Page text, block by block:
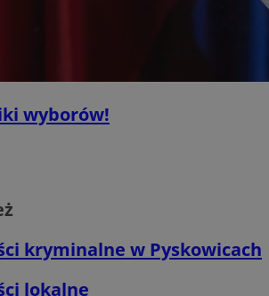
wyborów!
kryminalne w Pyskowicach
lokalne